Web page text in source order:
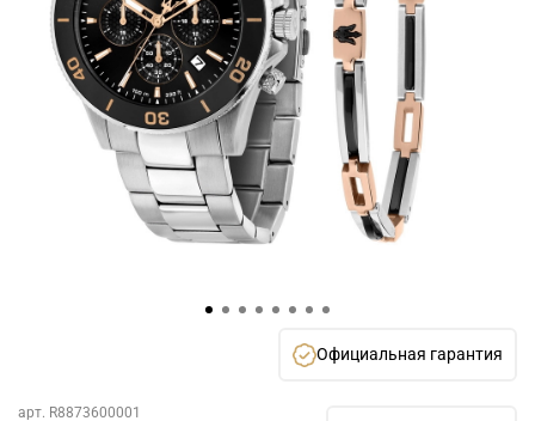
Официальная гарантия
арт. R8873600001